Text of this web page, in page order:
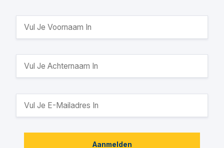
Aanmelden